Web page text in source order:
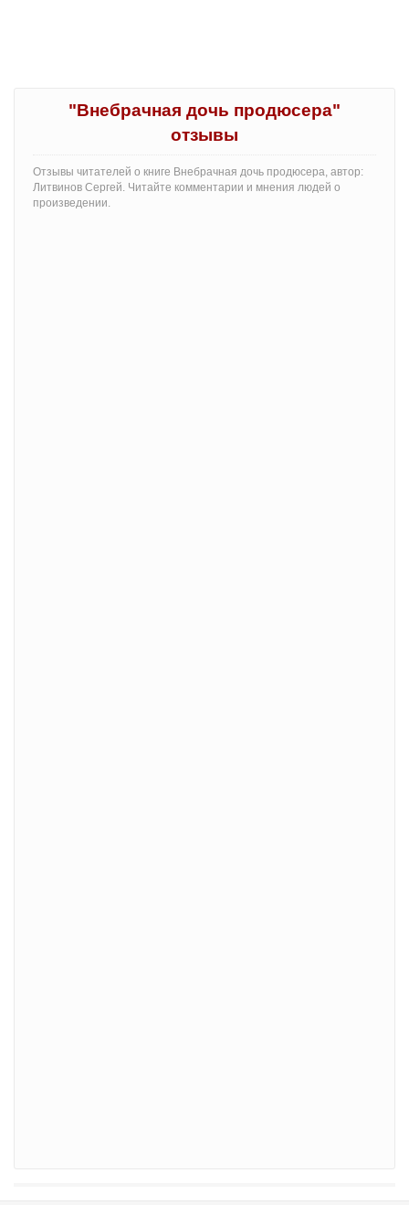
"Внебрачная дочь продюсера"
отзывы
Отзывы читателей о книге Внебрачная дочь продюсера, автор:
Литвинов Сергей. Читайте комментарии и мнения людей о
произведении.